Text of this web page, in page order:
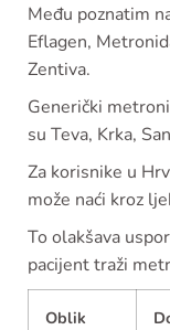
Među poznatim
Eflagen,
Zentiva.
Generički
su Teva, Krka,
Za korisnike u
može naći kroz
To olakšava
pacijent traži
Oblik